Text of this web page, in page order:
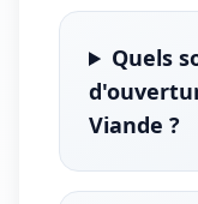
Quels
Viande ?